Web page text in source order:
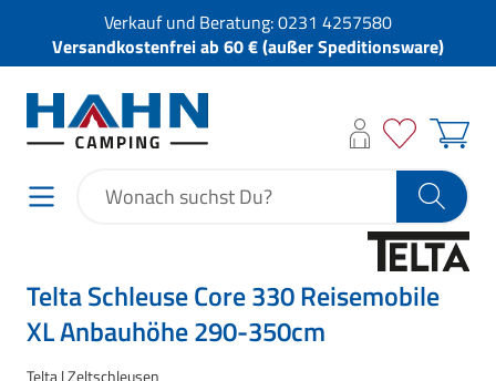
Verkauf und Beratung:0231 4257580
Versandkostenfrei ab 60 € (außer Speditionsware)
Telta Schleuse Core 330 Reisemobile
XL Anbauhöhe 290-350cm
Telta Zeltschleusen